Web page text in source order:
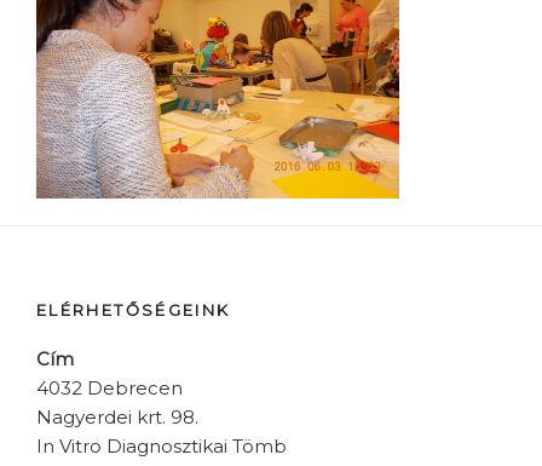
ELÉRHETŐSÉGEINK
Cím
4032 Debrecen
Nagyerdei krt. 98.
In Vitro Diagnosztikai Tömb